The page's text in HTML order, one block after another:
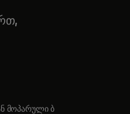
მოპარული ბ